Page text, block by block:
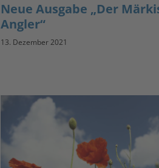
Neue Ausgabe „Der
Angler“
13. Dezember 2021